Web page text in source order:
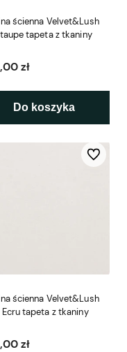
ścienna Velvet&Lush
tapeta z tkaniny
zł
Do koszyka
ścienna Velvet&Lush
tapeta z tkaniny
zł
Do